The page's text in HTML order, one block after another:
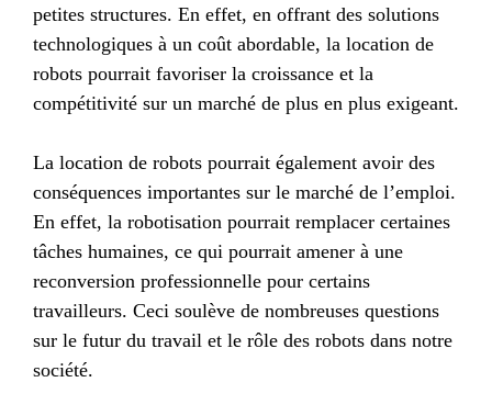
petites structures. En effet, en offrant des solutions
technologiques à un coût abordable, la location de
robots pourrait favoriser la croissance et la
compétitivité sur un marché de plus en plus exigeant.
La location de robots pourrait également avoir des
conséquences importantes sur le marché de l’emploi.
En effet, la robotisation pourrait remplacer certaines
tâches humaines, ce qui pourrait amener à une
reconversion professionnelle pour certains
travailleurs. Ceci soulève de nombreuses questions
sur le futur du travail et le rôle des robots dans notre
société.